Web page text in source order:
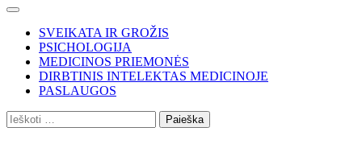
SVEIKATA IR GROŽIS
PSICHOLOGIJA
MEDICINOS PRIEMONĖS
DIRBTINIS INTELEKTAS MEDICINOJE
PASLAUGOS
Ieškoti: